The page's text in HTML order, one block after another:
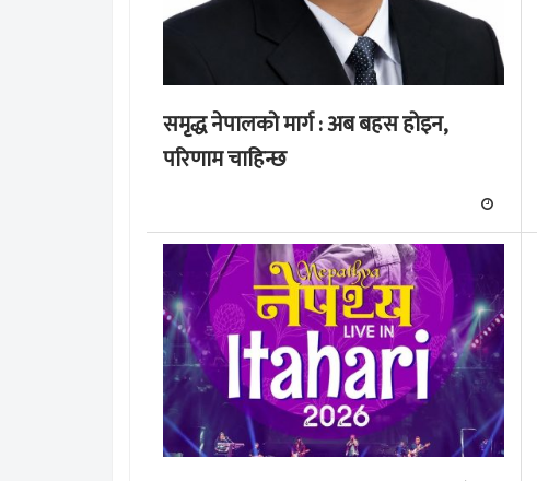
समृद्ध नेपालको मार्ग : अब बहस होइन,
परिणाम चाहिन्छ